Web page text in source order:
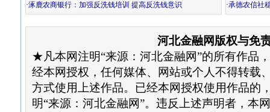
·涿鹿农商银行：加强反洗钱培训 提高反洗钱意识
·承德农信社
河北金融网版权与免
★凡本网注明“来源：河北金融网”的所有作品
经本网授权，任何媒体、网站或个人不得转载
方式使用上述作品。已经本网授权使用作品的
明“来源：河北金融网”。违反上述声明者，本